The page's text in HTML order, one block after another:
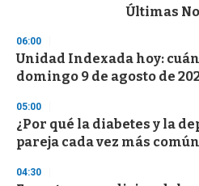
d
s
o
f
3
s
e
c
n
Últimas
06:00
Unidad Indexada hoy:
domingo 9 de agosto de
05:00
¿Por qué la diabetes y la
pareja cada vez más
04:30